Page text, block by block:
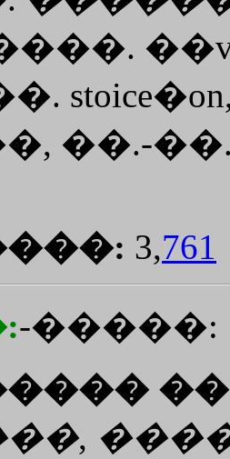
��
stoice�on
��.-��.
3,761
-�����:
,